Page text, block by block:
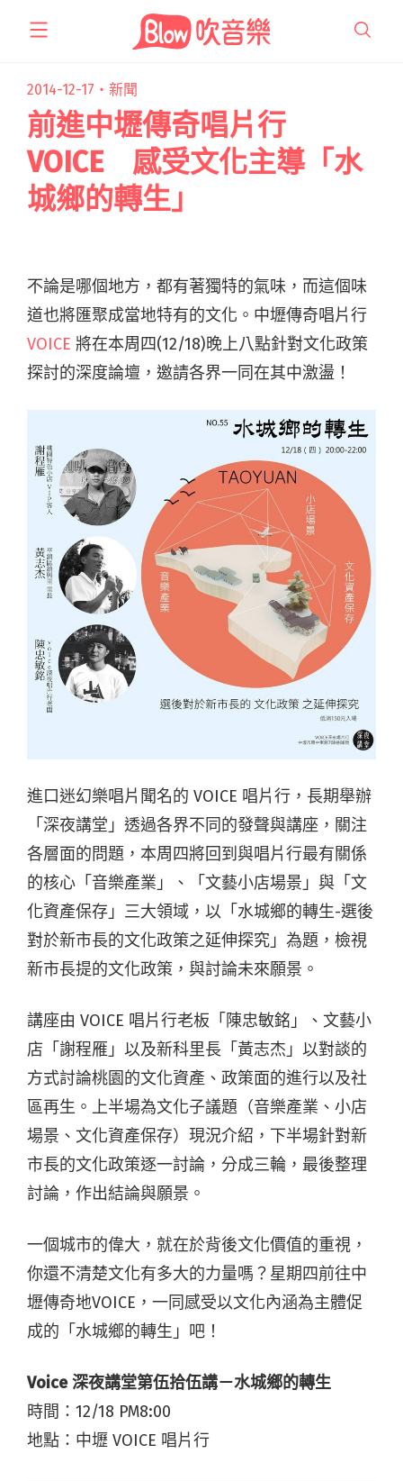
2014-12-17・ 新聞
前進中壢傳奇唱片行
VOICE 感受文化主導「水
城鄉的轉生」
不論是哪個地方，都有著獨特的氣味，而這個味
道也將匯聚成當地特有的文化。中壢傳奇唱片行
VOICE 將在本周四(12/18)晚上八點針對文化政策
探討的深度論壇，邀請各界一同在其中激盪！
進口迷幻樂唱片聞名的 VOICE 唱片行，長期舉辦
「深夜講堂」透過各界不同的發聲與講座，關注
各層面的問題，本周四將回到與唱片行最有關係
的核心「音樂產業」、「文藝小店場景」與「文
化資產保存」三大領域，以「水城鄉的轉生-選後
對於新市長的文化政策之延伸探究」為題，檢視
新市長提的文化政策，與討論未來願景。
講座由 VOICE 唱片行老板「陳忠敏銘」、文藝小
店「謝程雁」以及新科里長「黃志杰」以對談的
方式討論桃園的文化資產、政策面的進行以及社
區再生。上半場為文化子議題（音樂產業、小店
場景、文化資產保存）現況介紹，下半場針對新
市長的文化政策逐一討論，分成三輪，最後整理
討論，作出結論與願景。
一個城市的偉大，就在於背後文化價值的重視，
你還不清楚文化有多大的力量嗎？星期四前往中
壢傳奇地VOICE，一同感受以文化內涵為主體促
成的「水城鄉的轉生」吧！
Voice 深夜講堂第伍拾伍講－水城鄉的轉生
時間：12/18 PM8:00
地點：中壢 VOICE 唱片行